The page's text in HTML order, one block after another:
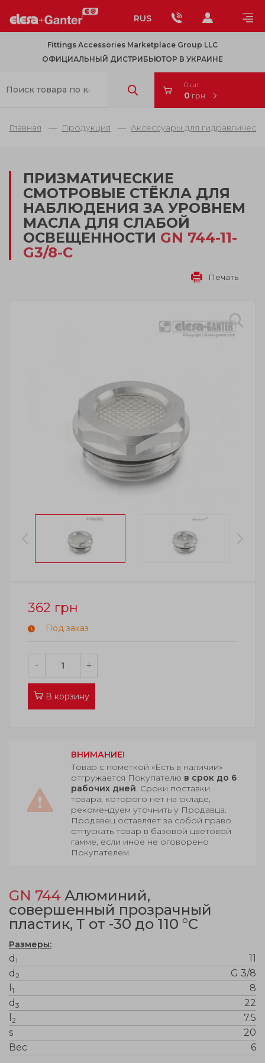
RUS
Fittings Accessories Marketplace Group LLC
ОФИЦИАЛЬНЫЙ ДИСТРИБЬЮТОР В УКРАИНЕ
0 шт.
0 грн
Главная Продукция Аксессуары для
ПРИЗМАТИЧЕСКИЕ
СМОТРОВЫЕ СТЁКЛА ДЛЯ
НАБЛЮДЕНИЯ ЗА УРОВНЕМ
МАСЛА ДЛЯ СЛАБОЙ
ОСВЕЩЕННОСТИ GN 744-11-
G3/8-C
Печать
362 грн
Под заказ
- +
В корзину
ВНИМАНИЕ!
Товар с пометкой «Есть в наличии»
отгружается Покупателю в срок до 6
рабочих дней. Сроки поставки
товара, которого нет на складе,
рекомендуем уточнить у Продавца.
Продавец оставляет за собой право
отпускать товар в базовой цветовой
гамме, если иное не оговорено
Покупателем.
GN 744 Алюминий,
совершенный прозрачный
пластик, Т от -30 до 110 °C
Размеры:
d 1
11
d 2
G 3/8
1
8
d 3
22
2
7.5
s
20
Вес
6